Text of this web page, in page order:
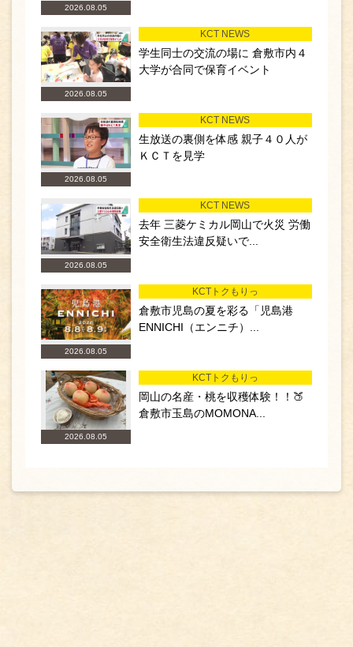
2026.08.05
2026.08.05
KCT NEWS
学生同士の交流の場に 倉敷市内４
大学が合同で保育イベント
2026.08.05
KCT NEWS
生放送の裏側を体感 親子４０人が
ＫＣＴを見学
2026.08.05
KCT NEWS
去年 三菱ケミカル岡山で火災 労働
安全衛生法違反疑いで...
2026.08.05
KCTトクもりっ
倉敷市児島の夏を彩る「児島港
ENNICHI（エンニチ）...
2026.08.05
KCTトクもりっ
岡山の名産・桃を収穫体験！！🍑
倉敷市玉島のMOMONA...